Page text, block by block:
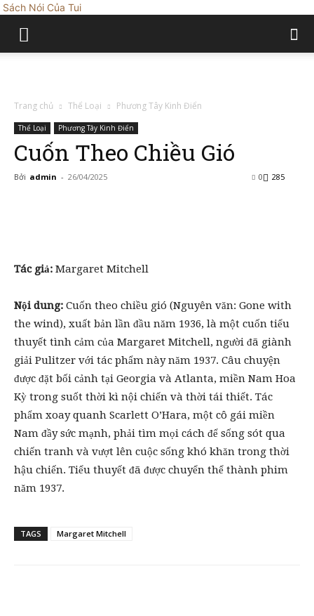
Sách Nói Của Tui
Trang chủ Thể Loại Phương Tây Kinh Điển
Thể Loại Phương Tây Kinh Điển
Cuốn Theo Chiều Gió
Bởi admin - 26/04/2025 285
0
Tác giả: Margaret Mitchell
Nội dung: Cuốn theo chiều gió (Nguyên văn: Gone with
the wind), xuất bản lần đầu năm 1936, là một cuốn tiểu
thuyết tình cảm của Margaret Mitchell, người đã giành
giải Pulitzer với tác phẩm này năm 1937. Câu chuyện
được đặt bối cảnh tại Georgia và Atlanta, miền Nam Hoa
Kỳ trong suốt thời kì nội chiến và thời tái thiết. Tác
phẩm xoay quanh Scarlett O’Hara, một cô gái miền
Nam đầy sức mạnh, phải tìm mọi cách để sống sót qua
chiến tranh và vượt lên cuộc sống khó khăn trong thời
hậu chiến. Tiểu thuyết đã được chuyển thể thành phim
năm 1937.
TAGS Margaret Mitchell